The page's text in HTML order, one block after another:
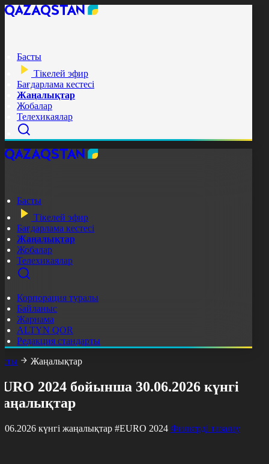
Басты
Тікелей эфир
Бағдарлама кестесі
Жаңалықтар
Жобалар
Телехикаялар
Басты
Тікелей эфир
Бағдарлама кестесі
Жаңалықтар
Жобалар
Телехикаялар
Корпорация туралы
Байланыс
Жарнама
ALTYN QOR
Редакция стандарты
Жаңалықтар
2024 бойынша 30.06.2026 күнгі
күнгі жаңалықтар #EURO 2024 Фильтрді тазалау